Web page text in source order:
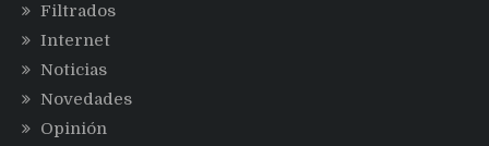
Filtrados
Internet
Noticias
Novedades
Opinión